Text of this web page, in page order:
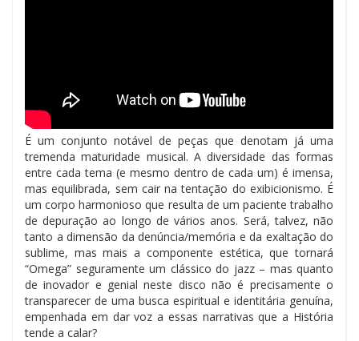
É um conjunto notável de peças que denotam já uma
tremenda maturidade musical. A diversidade das formas
entre cada tema (e mesmo dentro de cada um) é imensa,
mas equilibrada, sem cair na tentação do exibicionismo. É
um corpo harmonioso que resulta de um paciente trabalho
de depuração ao longo de vários anos. Será, talvez, não
tanto a dimensão da denúncia/memória e da exaltação do
sublime, mas mais a componente estética, que tornará
“Omega” seguramente um clássico do jazz – mas quanto
de inovador e genial neste disco não é precisamente o
transparecer de uma busca espiritual e identitária genuína,
empenhada em dar voz a essas narrativas que a História
tende a calar?